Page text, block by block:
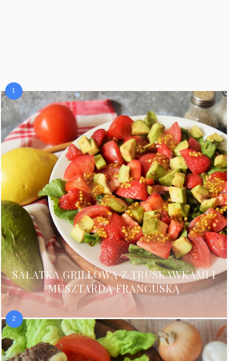
SAŁATKA GRILLOWA Z TRUSKAWKAMI I
MUSZTARDĄ FRANCUSKĄ